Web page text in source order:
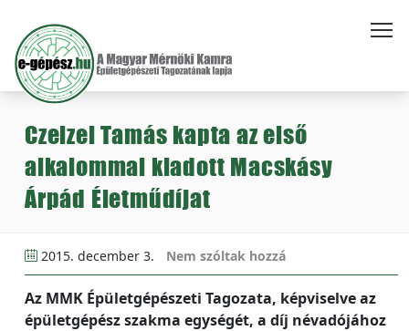
Czeizel Tamás kapta az első
alkalommal kiadott Macskásy
Árpád Életműdíjat
2015. december 3. Nem szóltak hozzá
Az MMK Épületgépészeti Tagozata, képviselve az
épületgépész szakma egységét, a díj névadójához